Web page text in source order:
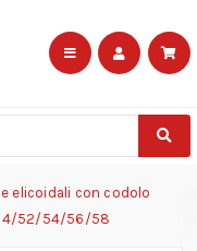
elicoidali con codolo
52/54/56/58